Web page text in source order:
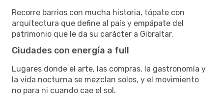
Recorre barrios con mucha historia, tópate con
arquitectura que define al país y empápate del
patrimonio que le da su carácter a Gibraltar.
Ciudades con energía a full
Lugares donde el arte, las compras, la gastronomía y
la vida nocturna se mezclan solos, y el movimiento
no para ni cuando cae el sol.